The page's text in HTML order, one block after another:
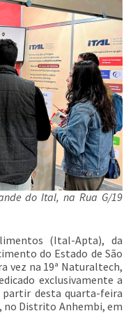
do Ital, na Rua G/19
(Ital-Apta), da
do Estado de São
vez na 19ª Naturaltech,
exclusivamente a
partir desta quarta-feira
no Distrito Anhembi, em